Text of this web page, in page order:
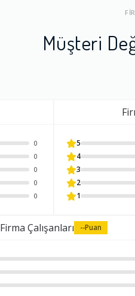
Müşteri
0
0
0
0
0
5
4
3
2
1
Firma Çalışanları --Puan